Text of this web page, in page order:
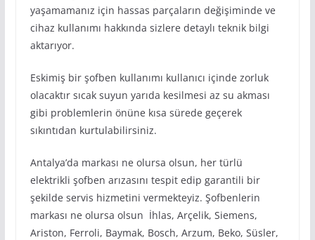
yaşamamanız için hassas parçaların değişiminde ve
cihaz kullanımı hakkında sizlere detaylı teknik bilgi
aktarıyor.
Eskimiş bir şofben kullanımı kullanıcı içinde zorluk
olacaktır sıcak suyun yarıda kesilmesi az su akması
gibi problemlerin önüne kısa sürede geçerek
sıkıntıdan kurtulabilirsiniz.
Antalya’da markası ne olursa olsun, her türlü
elektrikli şofben arızasını tespit edip garantili bir
şekilde servis hizmetini vermekteyiz. Şofbenlerin
markası ne olursa olsun İhlas, Arçelik, Siemens,
Ariston, Ferroli, Baymak, Bosch, Arzum, Beko, Süsler,